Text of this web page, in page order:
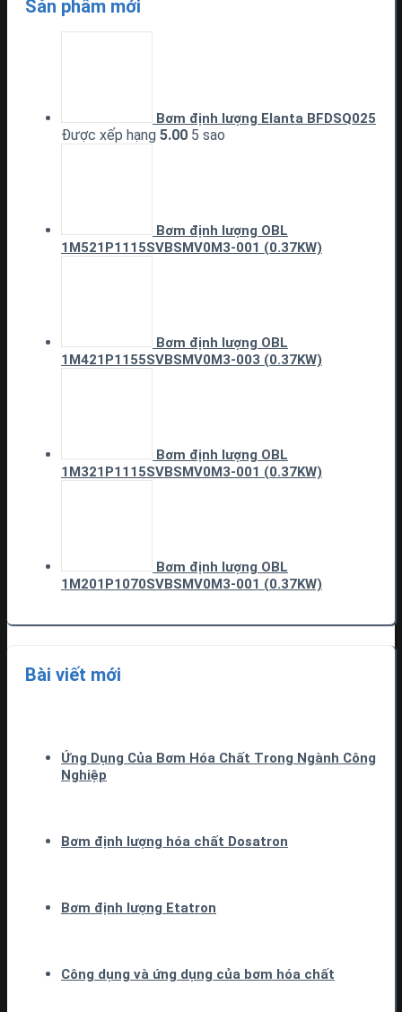
Sản phẩm mới
Bơm định lượng Elanta BFDSQ025
Được xếp hạng 5.00 5 sao
Bơm định lượng OBL
1M521P1115SVBSMV0M3-001 (0.37KW)
Bơm định lượng OBL
1M421P1155SVBSMV0M3-003 (0.37KW)
Bơm định lượng OBL
1M321P1115SVBSMV0M3-001 (0.37KW)
Bơm định lượng OBL
1M201P1070SVBSMV0M3-001 (0.37KW)
Bài viết mới
Ứng Dụng Của Bơm Hóa Chất Trong Ngành Công
Nghiệp
Bơm định lượng hóa chất Dosatron
Bơm định lượng Etatron
Công dụng và ứng dụng của bơm hóa chất